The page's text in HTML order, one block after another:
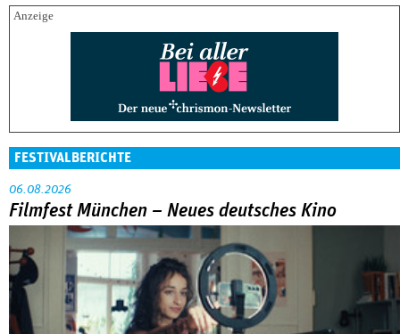
FESTIVALBERICHTE
06.08.2026
Filmfest München – Neues deutsches Kino